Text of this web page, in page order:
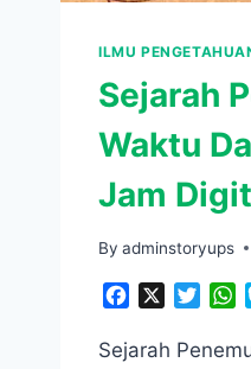
ILMU
Sejarah
Waktu
Jam
By adminstoryups
Facebook
Sejarah